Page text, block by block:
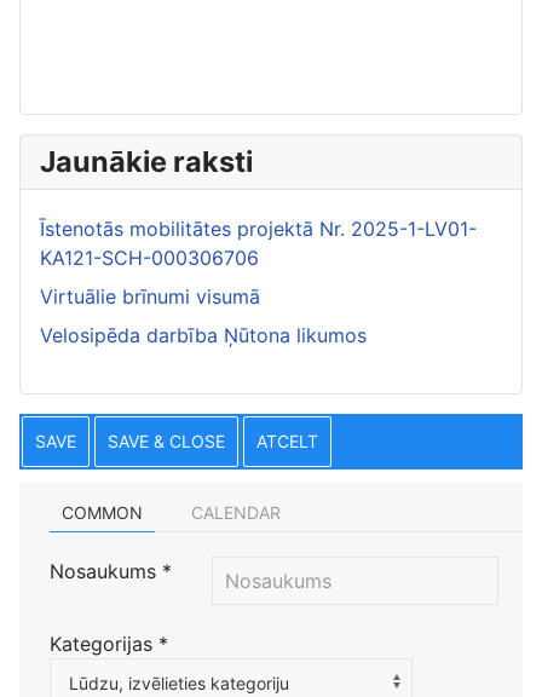
Jaunākie raksti
Īstenotās mobilitātes projektā Nr. 2025-1-LV01-
KA121-SCH-000306706
Virtuālie brīnumi visumā
Velosipēda darbība Ņūtona likumos
SAVE SAVE & CLOSE ATCELT
COMMON CALENDAR
Nosaukums *
Kategorijas *
Atlasiet kategoriju, lai filtrētu sarakstu
Lūdzu, izvēlieties kategoriju